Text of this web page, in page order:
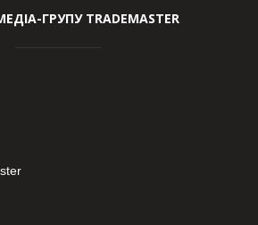
ГРУПУ TRADEMASTER